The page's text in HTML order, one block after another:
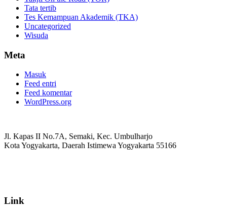
Tata tertib
Tes Kemampuan Akademik (TKA)
Uncategorized
Wisuda
Meta
Masuk
Feed entri
Feed komentar
WordPress.org
Jl. Kapas II No.7A, Semaki, Kec. Umbulharjo
Kota Yogyakarta, Daerah Istimewa Yogyakarta 55166
Link